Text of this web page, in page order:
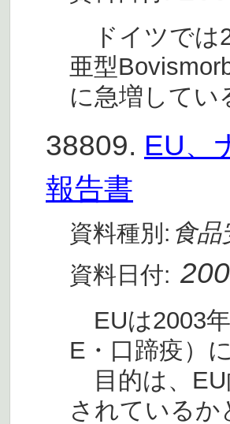
ドイツでは
亜型
に急増してい
38809. EU、
報告書
資料種別: 食品
資料日付:
EUは2003
E・口蹄疫）
目的は、EU
されているか